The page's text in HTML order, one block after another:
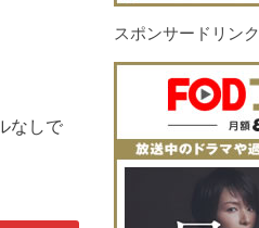
なしで
スポンサードリンク